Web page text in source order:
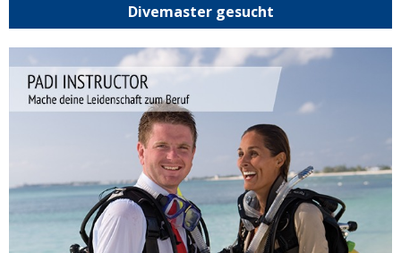
Divemaster gesucht